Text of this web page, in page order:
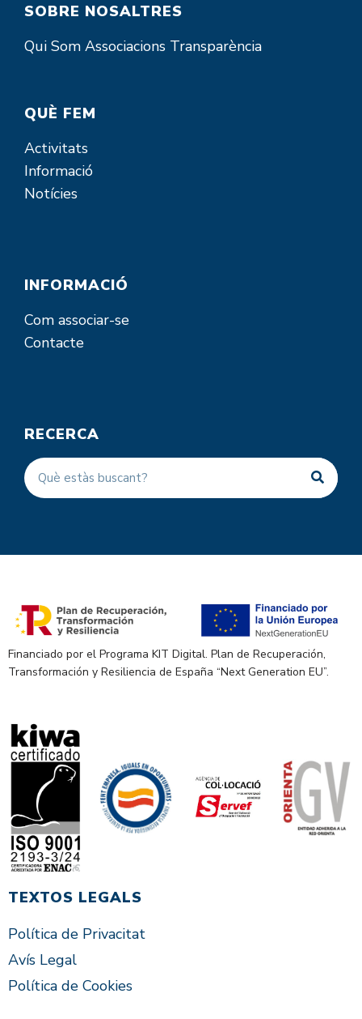
SOBRE NOSALTRES
Qui Som Associacions Transparència
QUÈ FEM
Activitats
Informació
Notícies
INFORMACIÓ
Com associar-se
Contacte
RECERCA
Financiado por el Programa KIT Digital. Plan de Recuperación,
Transformación y Resiliencia de España “Next Generation EU”.
TEXTOS LEGALS
Política de Privacitat
Avís Legal
Política de Cookies